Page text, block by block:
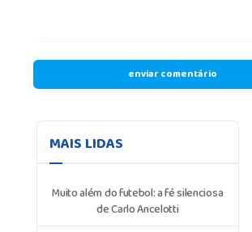
MAIS LIDAS
Muito além do futebol: a fé silenciosa
de Carlo Ancelotti